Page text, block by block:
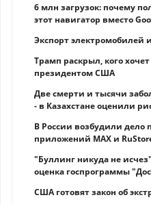
6 млн загрузок: почему
этот навигатор вместо
Экспорт электромобилей
Трамп раскрыл, кого
президентом США
Две смерти и тысячи
- в Казахстане оценили
В России возбудили дело
приложений MAX и
"Буллинг никуда не
оценка госпрограммы
США готовят закон об